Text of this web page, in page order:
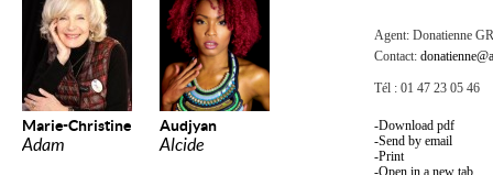
Marie-Christine
Adam
Audjyan
Alcide
Agent: Donatienne
Contact:
Tél : 01 47 23 05 46
Download pdf
Send by email
Print
Open in a new tab